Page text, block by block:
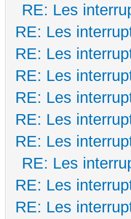
RE: Les
RE: Les
RE: Les
RE: Les
RE: Les
RE: Les
RE: Les
RE: Les
RE: Les
RE: Les